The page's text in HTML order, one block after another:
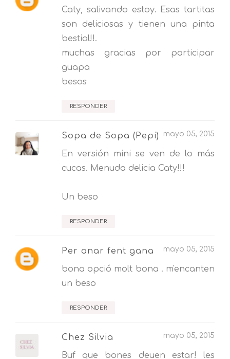
Caty, salivando estoy. Esas tartitas
son deliciosas y tienen una pinta
bestial!!.
muchas gracias por participar
guapa
besos
RESPONDER
Sopa de Sopa (Pepi) mayo 05, 2015
En versión mini se ven de lo más
cucas. Menuda delicia Caty!!!
Un beso
RESPONDER
Per anar fent gana mayo 05, 2015
bona opció molt bona . m'encanten
un beso
RESPONDER
Chez Silvia mayo 05, 2015
Buf que bones deuen estar! les